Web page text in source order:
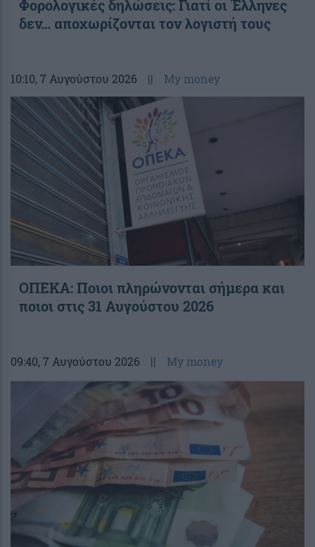
Φορολογικές δηλώσεις: Γιατί οι Έλληνες
δεν… αποχωρίζονται τον λογιστή τους
10:10, 7 Αυγούστου 2026 || My money
ΟΠΕΚΑ: Ποιοι πληρώνονται σήμερα και
ποιοι στις 31 Αυγούστου 2026
09:40, 7 Αυγούστου 2026 || My money